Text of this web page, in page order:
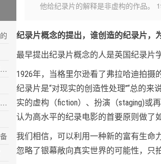
他给纪录片的解释是非虚构的作品。
纪录片概念的提出，谁创造的纪录片，
最早提出纪录片概念的人是英国纪录片
1926年，当格里尔逊看了弗拉哈迪拍摄
纪录片是“对现实的创造性处理”“总的
实的虚构（fiction）、扮演（staging)或
认为高水平的纪录电影的首要原则做了
我们相信，可以利用一种新的富有生命
忽略了银幕敞向真实世界的可能性，只